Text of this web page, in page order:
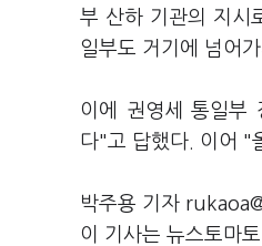
부 산하 기관의 지시
일부도 거기에 넘어
이에 권영세 통일부
다"고 답했다. 이어 "
박주용 기자
이 기사는 뉴스토마